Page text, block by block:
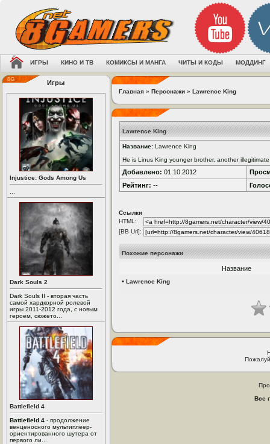
ИГРЫ КИНО И ТВ КОМИКСЫ И МАНГА ЧИТЫ И КОДЫ МОДДИНГ
Игры
Injustice: Gods Among Us
Dark Souls 2
Dark Souls II - вторая часть
самой хардкорной ролевой
игры 2011-2012 года, с новым
героем, сюжето...
Battlefield 4
Battlefield 4 - продолжение
венценосного мультиплеер-
ориентированного шутера от
первого ли...
Главная » Персонажи » Lawrence King
Lawrence King
Название: Lawrence King
He is Linus King younger brother, another
Добавлено: 01.10.2012
Рейтинг: --
Ссылки
HTML:
[BB Url]:
Похожие персонажи
Название
• Lawrence King
Все